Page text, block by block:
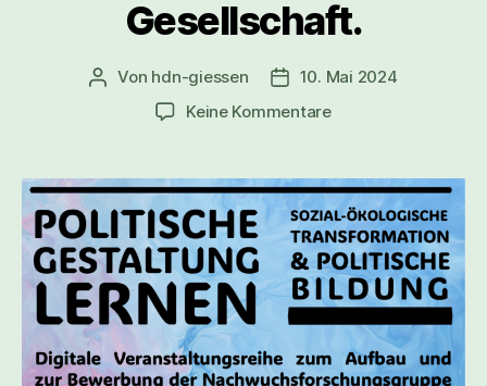
Gesellschaft.
Beitragsautor
Von hdn-giessen Veröffentlichungsdatum
10. Mai 2024
Keine Kommentarezu
Beitrag
von
feministischer
sozial-
ökologischer
Ökonomik
zur
politischen
Gestaltung